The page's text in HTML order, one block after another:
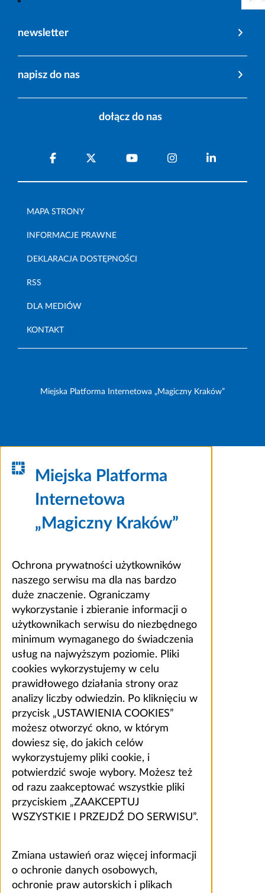
newsletter
napisz do nas
dołącz do nas
MAPA STRONY
INFORMACJE PRAWNE
DEKLARACJA DOSTĘPNOŚCI
RSS
DLA MEDIÓW
KONTAKT
Miejska Platforma Internetowa „Magiczny Kraków”
Miejska Platforma
Internetowa
„Magiczny Kraków”
Ochrona prywatności użytkowników
naszego serwisu ma dla nas bardzo
duże znaczenie. Ograniczamy
wykorzystanie i zbieranie informacji o
użytkownikach serwisu do niezbędnego
minimum wymaganego do świadczenia
usług na najwyższym poziomie. Pliki
cookies wykorzystujemy w celu
prawidłowego działania strony oraz
analizy liczby odwiedzin. Po kliknięciu w
przycisk „USTAWIENIA COOKIES”
możesz otworzyć okno, w którym
dowiesz się, do jakich celów
wykorzystujemy pliki cookie, i
potwierdzić swoje wybory. Możesz też
od razu zaakceptować wszystkie pliki
przyciskiem „ZAAKCEPTUJ
WSZYSTKIE I PRZEJDŹ DO SERWISU”.
Zmiana ustawień oraz więcej informacji
o ochronie danych osobowych,
ochronie praw autorskich i plikach